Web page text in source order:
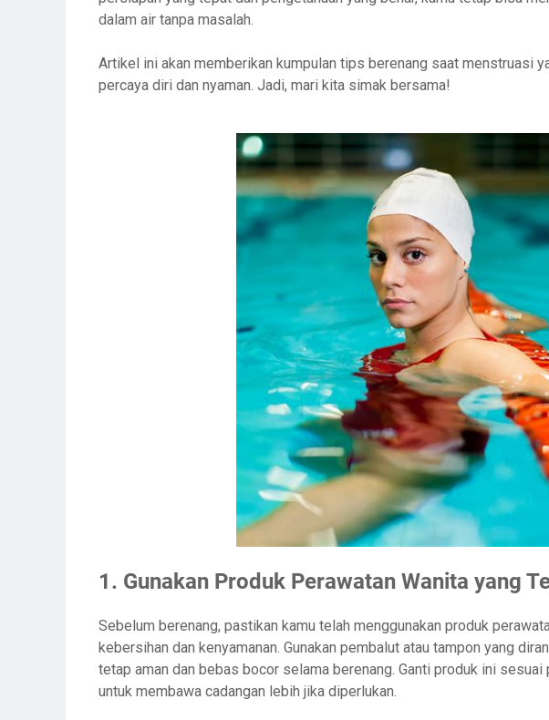
dalam air tanpa masalah.
Artikel ini akan memberikan kumpulan tips berenang saat menstruasi
percaya diri dan nyaman. Jadi, mari kita simak bersama!
1. Gunakan Produk Perawatan Wanita yang
Sebelum berenang, pastikan kamu telah menggunakan produk
kebersihan dan kenyamanan. Gunakan pembalut atau tampon yang
tetap aman dan bebas bocor selama berenang. Ganti produk ini sesuai
untuk membawa cadangan lebih jika diperlukan.